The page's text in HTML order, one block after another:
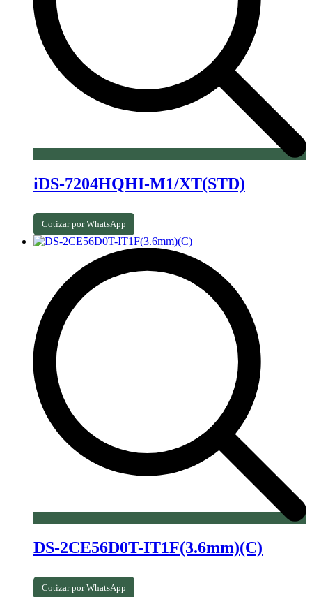
iDS-7204HQHI-M1/XT(STD)
Cotizar por WhatsApp
DS-2CE56D0T-IT1F(3.6mm)(C)
Cotizar por WhatsApp